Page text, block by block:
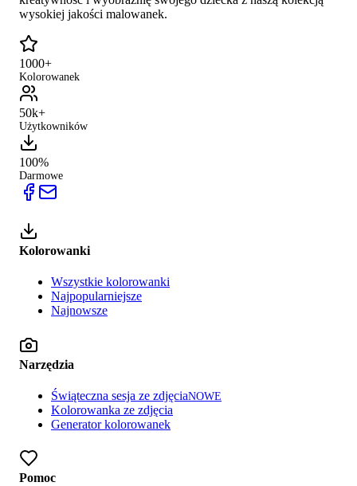
wysokiej jakości malowanek.
1000+
Kolorowanek
50k+
Użytkowników
100%
Darmowe
Kolorowanki
Wszystkie kolorowanki
Najpopularniejsze
Najnowsze
Narzędzia
Świąteczna sesja ze zdjęciaNOWE
Kolorowanka ze zdjęcia
Generator kolorowanek
Pomoc